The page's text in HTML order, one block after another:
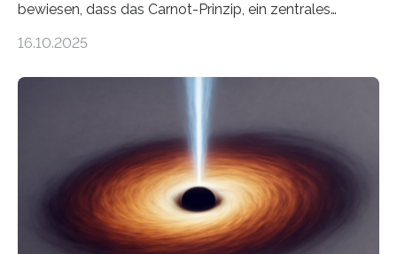
bewiesen, dass das Carnot-Prinzip, ein zentrales
Größenordnung von Atomen gilt, deren physikalische
Quantenmotoren voranbringen. Das
Wissenschaftsjournal Science Advances veröffentlichte
die Herleitung. (DOI: 10.1126/sciadv.adw8462)
Verbrennungsmotoren oder Dampfturbinen sind
Wärmekraftmaschinen: Sie wandeln thermische
Energie in mechanische Bewegung um – oder anders
16.10.2025